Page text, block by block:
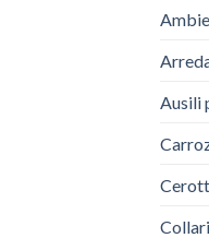
Ausili
Collari